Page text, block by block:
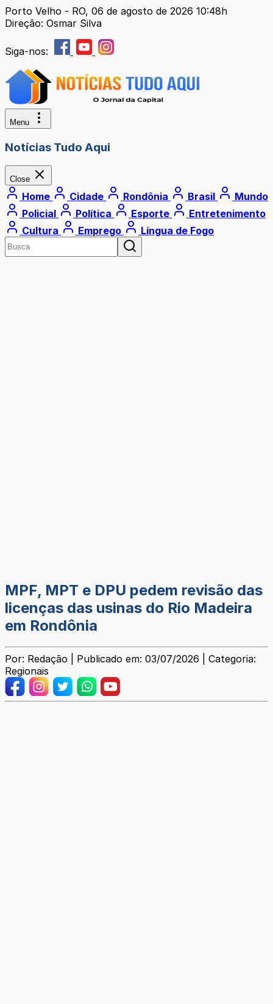
Porto Velho - RO, 06 de agosto de 2026 10:48h
Direção: Osmar Silva
Siga-nos:
Menu
Notícias Tudo Aqui
Close
Home Cidade Rondônia Brasil
Mundo
Policial
Política Esporte
Entretenimento
Cultura
Emprego Língua de Fogo
MPF, MPT e DPU pedem revisão das
licenças das usinas do Rio Madeira
em Rondônia
Por: Redação | Publicado em: 03/07/2026 | Categoria:
Regionais